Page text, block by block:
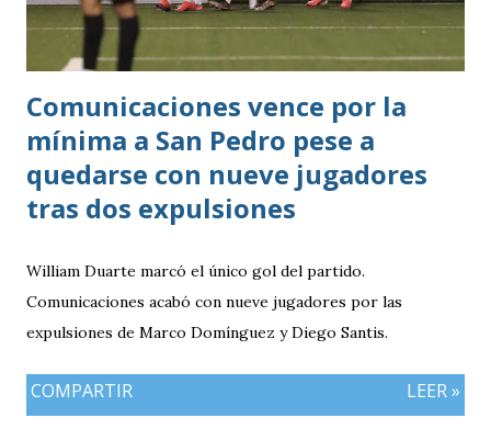
Comunicaciones vence por la
mínima a San Pedro pese a
quedarse con nueve jugadores
tras dos expulsiones
William Duarte marcó el único gol del partido.
Comunicaciones acabó con nueve jugadores por las
expulsiones de Marco Domínguez y Diego Santis.
COMPARTIR LEER »